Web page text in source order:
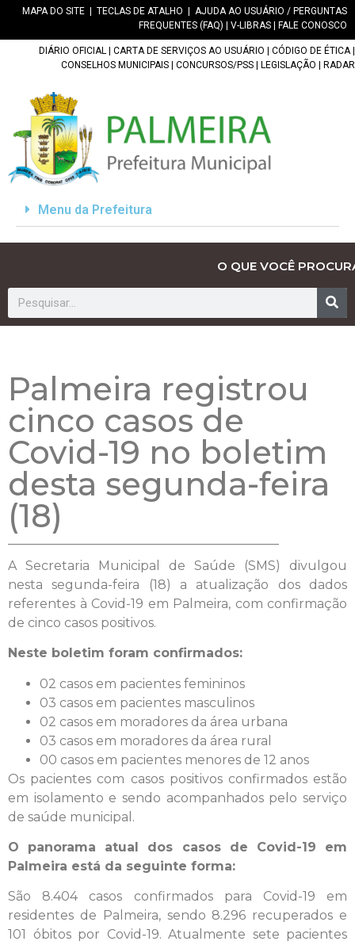
MAPA DO SITE TECLAS DE ATALHO
AJUDA AO USUÁRIO / PERGUNTAS
FREQUENTES (FAQ)
V-LIBRAS FALE CONOSCO
DIÁRIO OFICIAL CARTA DE SERVIÇOS AO USUÁRIO CÓDIGO DE ÉTICA|
CONSELHOS MUNICIPAIS
CONCURSOS/PSS LEGISLAÇÃO RADAR
Menu da Prefeitura
O QUE VOCÊ
Palmeira registrou
cinco casos de
Covid-19 no boletim
desta segunda-feira
(18)
A Secretaria Municipal de Saúde (SMS) divulgou
nesta segunda-feira (18) a atualização dos dados
referentes à Covid-19 em Palmeira, com confirmação
de cinco casos positivos.
Neste boletim foram confirmados:
02 casos em pacientes femininos
03 casos em pacientes masculinos
02 casos em moradores da área urbana
03 casos em moradores da área rural
00 casos em pacientes menores de 12 anos
Os pacientes com casos positivos confirmados estão
em isolamento e sendo acompanhados pelo serviço
de saúde municipal.
O panorama atual dos casos de Covid-19 em
Palmeira está da seguinte forma:
São 8.404 casos confirmados para Covid-19 em
residentes de Palmeira, sendo 8.296 recuperados e
101 óbitos por Covid-19. Atualmente sete pacientes